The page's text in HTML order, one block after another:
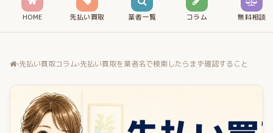
HOME 先払い買取 業者一覧 コラム 無料相談
›先払い買取コラム›先払い買取を業者名で検索したらまず確認すること